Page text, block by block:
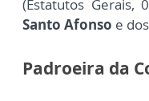
(Estatutos Gerais,
Santo Afonso e
Padroeira da